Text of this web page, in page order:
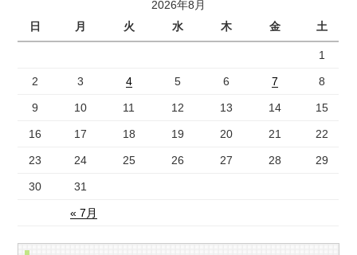
2026年8月
日
月 火 水 木 金 土
« 7月
1
2 3 4 5 6 7 8
9 10 11 12 13 14 15
16 17 18 19 20 21 22
23 24 25 26 27 28 29
30 31